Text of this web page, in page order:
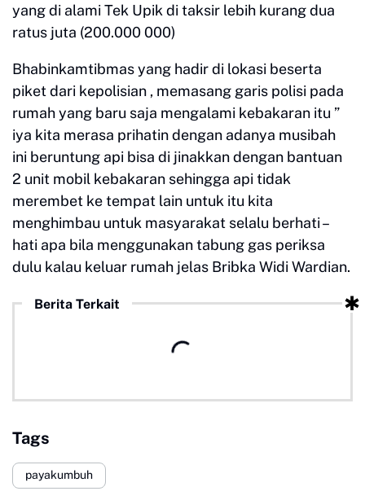
yang di alami Tek Upik di taksir lebih kurang dua
ratus juta (200.000 000)
Bhabinkamtibmas yang hadir di lokasi beserta
piket dari kepolisian , memasang garis polisi pada
rumah yang baru saja mengalami kebakaran itu ”
iya kita merasa prihatin dengan adanya musibah
ini beruntung api bisa di jinakkan dengan bantuan
2 unit mobil kebakaran sehingga api tidak
merembet ke tempat lain untuk itu kita
menghimbau untuk masyarakat selalu berhati –
hati apa bila menggunakan tabung gas periksa
dulu kalau keluar rumah jelas Bribka Widi Wardian.
Berita Terkait
Tags
payakumbuh